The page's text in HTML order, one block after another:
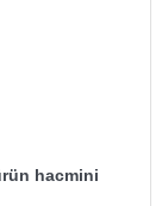
hacmini